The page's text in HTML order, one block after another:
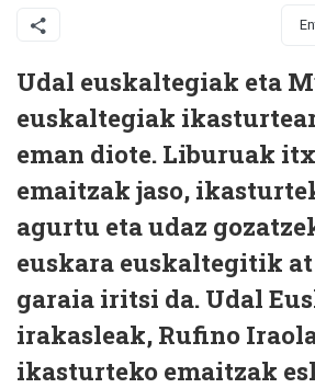
Udal euskaltegiak eta
euskaltegiak
eman diote. Liburuak
emaitzak jaso,
agurtu eta udaz
euskara euskaltegitik
garaia iritsi da. Udal
irakasleak, Rufino
ikasturteko emaitzak